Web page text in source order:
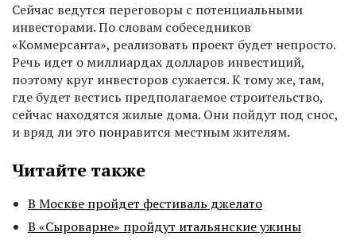
Сейчас ведутся переговоры с потенциальными
инвесторами. По словам собеседников
«Коммерсанта», реализовать проект будет непросто.
Речь идет о миллиардах долларов инвестиций,
поэтому круг инвесторов сужается. К тому же, там,
где будет вестись предполагаемое строительство,
сейчас находятся жилые дома. Они пойдут под снос,
и вряд ли это понравится местным жителям.
Читайте также
В Москве пройдет фестиваль джелато
В «Сыроварне» пройдут итальянские ужины